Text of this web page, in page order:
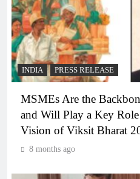
INDIA PRESS RELEASE
MSMEs Are the
and Will Play a Key
Vision of Viksit Bharat
8 months ago